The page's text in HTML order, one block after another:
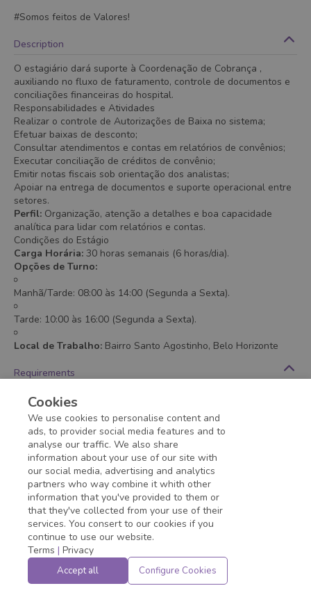
#Somos feitos de Valores!
Description
O estagiário dará suporte à Coordenação de Cobrança ,
auxiliando no fluxo de faturamento, controle de documentos e
conciliações financeiras do hospital.
Responsabilidades e Atividades
Realizar o controle de Autorizações de Baixa no sistema;
Efetuar baixas de desconto;
Consultar atendimentos e contas em relatórios de convênios;
Executar conciliação de créditos de convênio;
Emitir notas fiscais sob orientação dos analistas;
Apoiar na entrega de documentos e suporte operacional entre
setores.
Perfil: Organização, atenção a detalhes e boa capacidade
analítica para lidar com relatórios e contas.
Condições do Estágio
Carga Horária: 30 horas semanais (6 horas/dia).
Opções de Turno:
Manhã/Tarde: 08:00 às 14:00 (Segunda a Sexta).
Tarde: 10:00 às 16:00 (Segunda a Sexta).
Local de Trabalho: Bairro Santo Agostinho, Belo Horizonte
Requirements
Cursos :Graduação em Administração, Gestão Hospitalar,
Gestão Financeira ou Processos Gerenciais.
Minimum education :Higher Education - Studying
Application deadline expired!
Cookies
We use cookies to personalise content and
ads, to provider social media features and to
analyse our traffic. We also share
information about your use of our site with
our social media, advertising and analytics
partners who way combine it whith other
information that you've provided to them or
that they've collected from your use of their
services. You consert to our cookies if you
continue to use our website.
Terms | Privacy
Accept all Configure Cookies